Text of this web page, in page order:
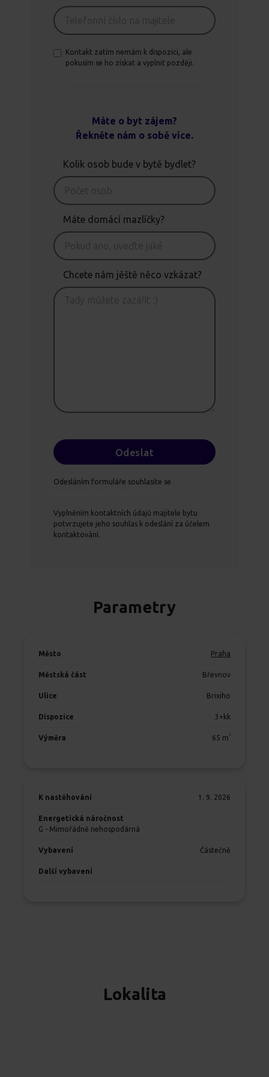
Kontakt zatím nemám k dispozici, ale
pokusím se ho získat a vyplnit později.
Máte o byt zájem?
Řekněte nám o sobě více.
Kolik osob bude v bytě bydlet?
Máte domácí mazlíčky?
Chcete nám jěště něco vzkázat?
Odesláním formuláře souhlasíte se
Vyplněním kontaktních údajů majitele bytu
potvrzujete jeho souhlas k odeslání za účelem
kontaktování.
Parametry
Město Praha
Městská část Břevnov
Ulice Brixiho
Dispozice 3+kk
Výměra 65 m 2
K nastěhování 1. 9. 2026
Energetická náročnost
G - Mimořádně nehospodárná
Vybavení Částečně
Další vybavení
Lokalita